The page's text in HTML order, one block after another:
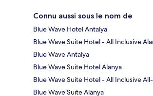
Connu aussi sous le nom de
Blue Wave Hotel Antalya
Blue Wave Suite Hotel - All Inclusive
Blue Wave Antalya
Blue Wave Suite Hotel Alanya
Blue Wave Suite Hotel - All Inclusive
Blue Wave Suite Alanya